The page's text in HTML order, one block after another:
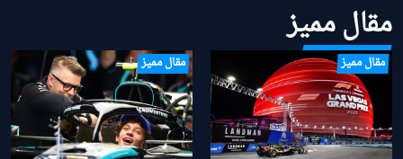
مقال مميز
مقال مميز مقال مميز